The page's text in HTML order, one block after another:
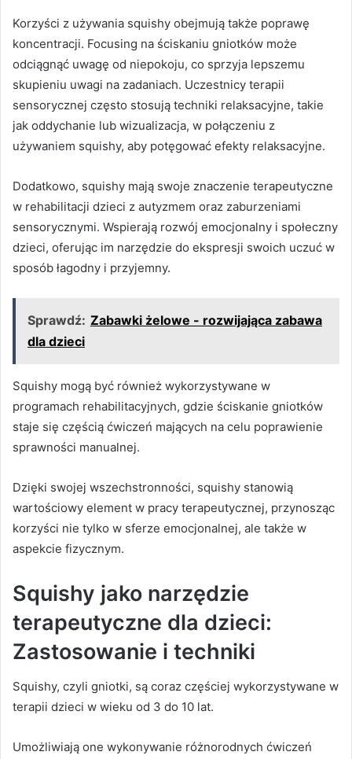
Korzyści z używania squishy obejmują także poprawę
koncentracji. Focusing na ściskaniu gniotków może
odciągnąć uwagę od niepokoju, co sprzyja lepszemu
skupieniu uwagi na zadaniach. Uczestnicy terapii
sensorycznej często stosują techniki relaksacyjne, takie
jak oddychanie lub wizualizacja, w połączeniu z
używaniem squishy, aby potęgować efekty relaksacyjne.
Dodatkowo, squishy mają swoje znaczenie terapeutyczne
w rehabilitacji dzieci z autyzmem oraz zaburzeniami
sensorycznymi. Wspierają rozwój emocjonalny i społeczny
dzieci, oferując im narzędzie do ekspresji swoich uczuć w
sposób łagodny i przyjemny.
Sprawdź: Zabawki żelowe - rozwijająca zabawa
dla dzieci
Squishy mogą być również wykorzystywane w
programach rehabilitacyjnych, gdzie ściskanie gniotków
staje się częścią ćwiczeń mających na celu poprawienie
sprawności manualnej.
Dzięki swojej wszechstronności, squishy stanowią
wartościowy element w pracy terapeutycznej, przynosząc
korzyści nie tylko w sferze emocjonalnej, ale także w
aspekcie fizycznym.
Squishy jako narzędzie
terapeutyczne dla dzieci:
Zastosowanie i techniki
Squishy, czyli gniotki, są coraz częściej wykorzystywane w
terapii dzieci w wieku od 3 do 10 lat.
Umożliwiają one wykonywanie różnorodnych ćwiczeń